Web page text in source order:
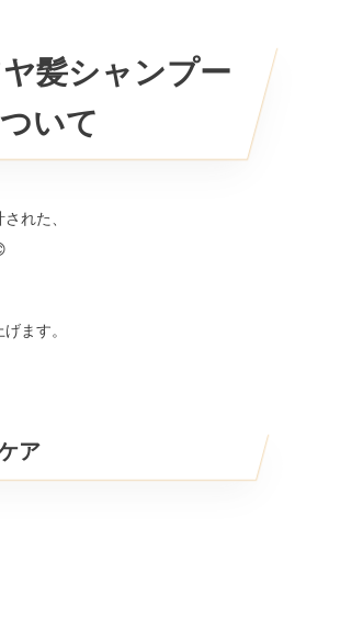
髪シャンプー
いて
れた、
ます。
ア